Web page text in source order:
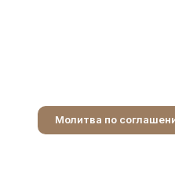
Молитва по